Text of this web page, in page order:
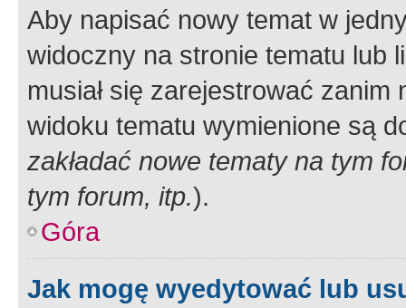
Aby napisać nowy temat w
widoczny na stronie tematu lub
musiał się zarejestrować
widoku tematu wymienione są
zakładać nowe tematy na tym
tym forum, itp.).
Góra
Jak mogę wyedytować lub